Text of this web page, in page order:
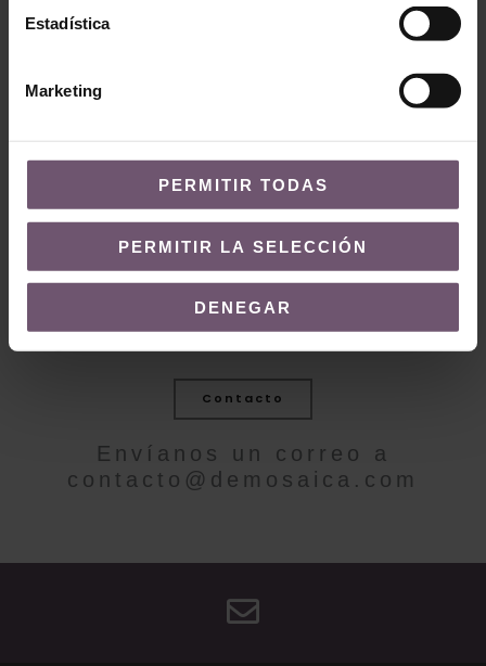
Estadística
Marketing
PERMITIR TODAS
PERMITIR LA SELECCIÓN
DENEGAR
Hidráulica Mod
Baldosa Hidráulica
¿QUIERES MÁS INFORMACIÓN?
Contacto
Envíanos un correo a
contacto@demosaica.com